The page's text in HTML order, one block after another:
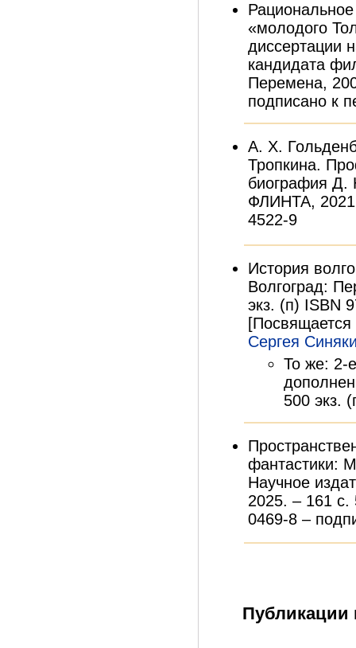
«молодого
диссертации
кандидата
Перемена,
подписано к
А. Х.
Тропкина.
биография
ФЛИНТА,
4522-9
История
Волгоград:
экз. (п) ISBN
Сергея
То же: 2-
500 экз.
фантастики:
Научное
2025. – 161 с.
0469-8 –
Публикации